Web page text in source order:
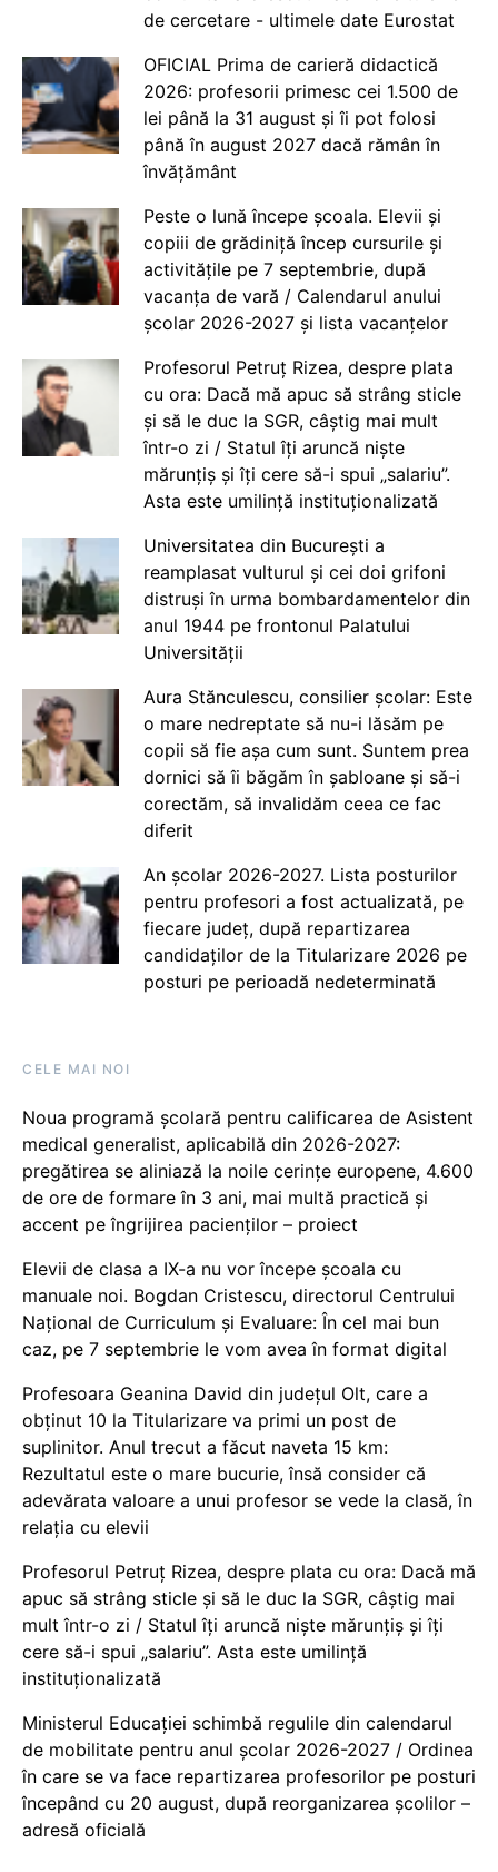
de cercetare - ultimele date Eurostat
OFICIAL Prima de carieră didactică
2026: profesorii primesc cei 1.500 de
lei până la 31 august și îi pot folosi
până în august 2027 dacă rămân în
învățământ
Peste o lună începe școala. Elevii și
copiii de grădiniță încep cursurile și
activitățile pe 7 septembrie, după
vacanța de vară / Calendarul anului
școlar 2026-2027 și lista vacanțelor
Profesorul Petruț Rizea, despre plata
cu ora: Dacă mă apuc să strâng sticle
și să le duc la SGR, câștig mai mult
într-o zi / Statul îți aruncă niște
mărunțiș și îți cere să-i spui „salariu”.
Asta este umilință instituționalizată
Universitatea din București a
reamplasat vulturul și cei doi grifoni
distruși în urma bombardamentelor din
anul 1944 pe frontonul Palatului
Universității
Aura Stănculescu, consilier școlar: Este
o mare nedreptate să nu-i lăsăm pe
copii să fie așa cum sunt. Suntem prea
dornici să îi băgăm în șabloane și să-i
corectăm, să invalidăm ceea ce fac
diferit
An școlar 2026-2027. Lista posturilor
pentru profesori a fost actualizată, pe
fiecare județ, după repartizarea
candidaților de la Titularizare 2026 pe
posturi pe perioadă nedeterminată
CELE MAI NOI
Noua programă școlară pentru calificarea de Asistent
medical generalist, aplicabilă din 2026-2027:
pregătirea se aliniază la noile cerințe europene, 4.600
de ore de formare în 3 ani, mai multă practică și
accent pe îngrijirea pacienților – proiect
Elevii de clasa a IX-a nu vor începe școala cu
manuale noi. Bogdan Cristescu, directorul Centrului
Național de Curriculum și Evaluare: În cel mai bun
caz, pe 7 septembrie le vom avea în format digital
Profesoara Geanina David din județul Olt, care a
obținut 10 la Titularizare va primi un post de
suplinitor. Anul trecut a făcut naveta 15 km:
Rezultatul este o mare bucurie, însă consider că
adevărata valoare a unui profesor se vede la clasă, în
relația cu elevii
Profesorul Petruț Rizea, despre plata cu ora: Dacă mă
apuc să strâng sticle și să le duc la SGR, câștig mai
mult într-o zi / Statul îți aruncă niște mărunțiș și îți
cere să-i spui „salariu”. Asta este umilință
instituționalizată
Ministerul Educației schimbă regulile din calendarul
de mobilitate pentru anul școlar 2026-2027 / Ordinea
în care se va face repartizarea profesorilor pe posturi
începând cu 20 august, după reorganizarea școlilor –
adresă oficială